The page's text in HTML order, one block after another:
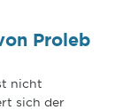
Proleb
nicht
sich der